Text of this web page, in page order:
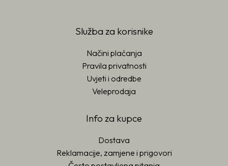
Služba za korisnike
Načini plaćanja
Pravila privatnosti
Uvjeti i odredbe
Veleprodaja
Info za kupce
Dostava
Reklamacije, zamjene i prigovori